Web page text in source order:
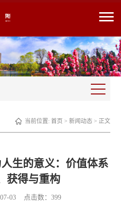
当前位置: 首页 > 新闻动态> 正文
生的意义：价值体系
获得与重构
03 点击数： 399